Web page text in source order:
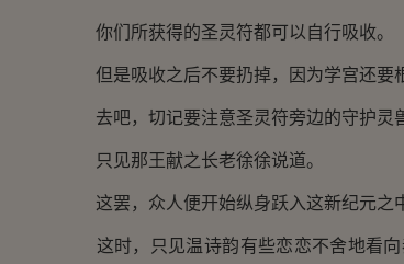
你们所获得的圣灵符都可以自行吸收。
但是吸收之后不要扔掉，因为学宫还要
去吧，切记要注意圣灵符旁边的守护灵
只见那王献之长老徐徐说道。
这罢，众人便开始纵身跃入这新纪元之
这时，只见温诗韵有些恋恋不舍地看向